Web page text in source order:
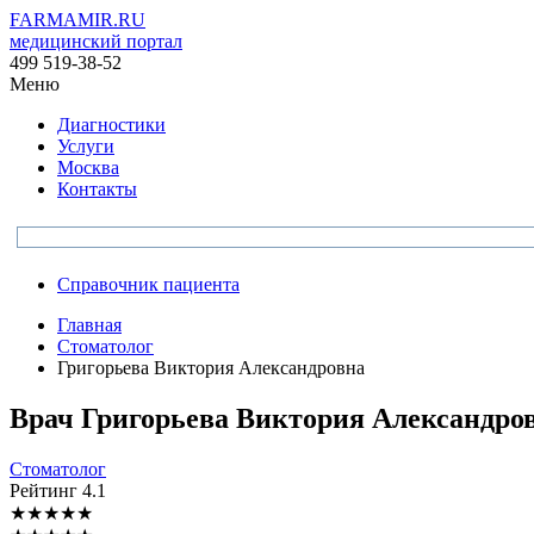
FARMAMIR.RU
медицинский портал
499 519-38-52
Меню
Диагностики
Услуги
Москва
Контакты
Справочник пациента
Главная
Стоматолог
Григорьева Виктория Александровна
Врач Григорьева Виктория
Стоматолог
Рейтинг 4.1
★★★★★